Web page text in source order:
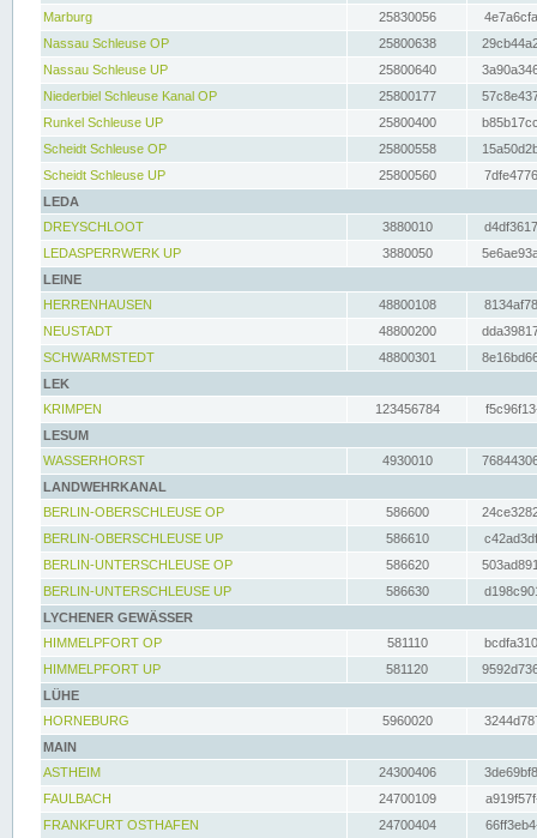
Marburg
25830056
Nassau Schleuse OP
25800638
Nassau Schleuse UP
25800640
Niederbiel Schleuse Kanal OP
25800177
Runkel Schleuse UP
25800400
Scheidt Schleuse OP
25800558
Scheidt Schleuse UP
25800560
LEDA
DREYSCHLOOT
3880010
LEDASPERRWERK UP
3880050
LEINE
HERRENHAUSEN
48800108
NEUSTADT
48800200
SCHWARMSTEDT
48800301
LEK
KRIMPEN
123456784
LESUM
WASSERHORST
4930010
LANDWEHRKANAL
BERLIN-OBERSCHLEUSE OP
586600
BERLIN-OBERSCHLEUSE UP
586610
BERLIN-UNTERSCHLEUSE OP
586620
BERLIN-UNTERSCHLEUSE UP
586630
LYCHENER GEWÄSSER
HIMMELPFORT OP
581110
HIMMELPFORT UP
581120
LÜHE
HORNEBURG
5960020
MAIN
ASTHEIM
24300406
FAULBACH
24700109
FRANKFURT OSTHAFEN
24700404